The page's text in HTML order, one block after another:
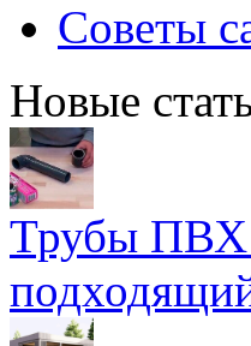
Советы
Новые
Трубы ПВХ